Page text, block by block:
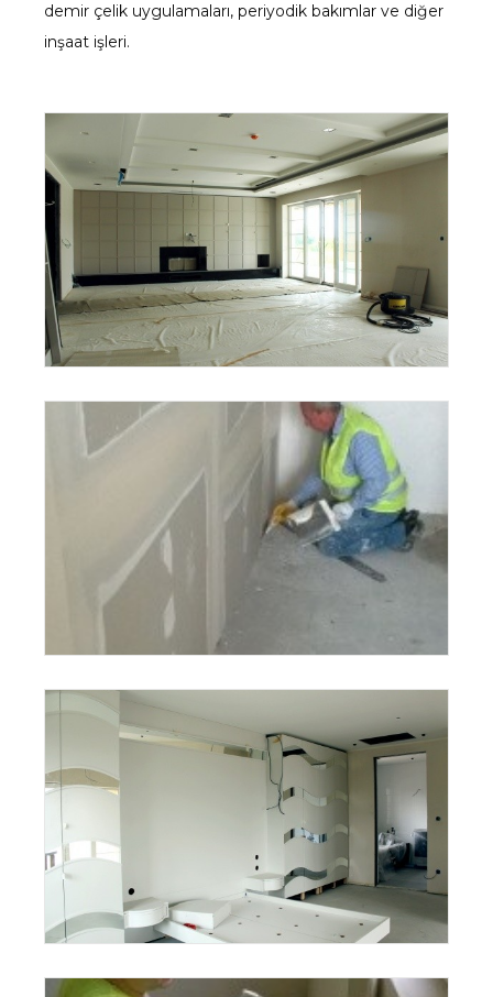
demir çelik uygulamaları, periyodik bakımlar ve diğer
inşaat işleri.